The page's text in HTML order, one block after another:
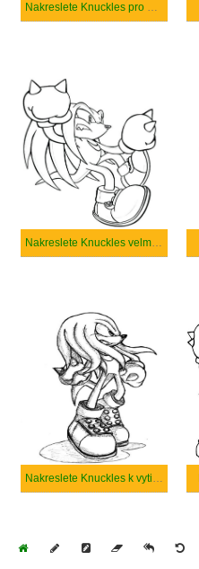
Nakreslete Knuckles pro děti
Nakreslete Knuckles velmi základní
Nakreslete Knuckles k vytisknutí